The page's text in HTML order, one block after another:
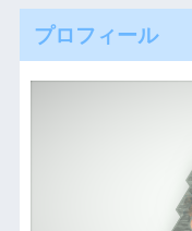
プロフィール